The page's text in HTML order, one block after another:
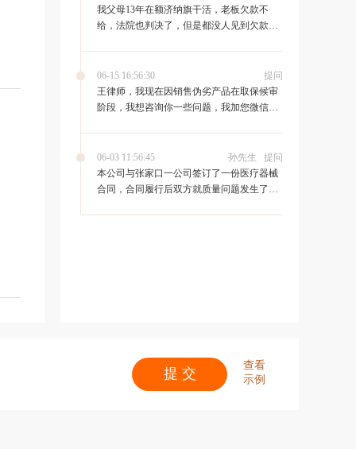
朋友会被怎么处理。
我父母13年在额济纳旗干活，老板欠款不
给，法院也判决了，但是都没人见到欠款
提问
06-15 16:56:30
王律师，我现在因销售伪劣产品在取保候审
阶段，我想咨询你一些问题，我加您微信
孙先生
提问
06-03 11:56:45
本公司与张家口一公司签订了一份医疗器械
合同，合同履行后双方就质量问题发生了争
提 交
查看
示例